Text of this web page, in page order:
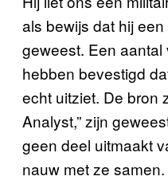
als bewijs dat hij
geweest. Een
hebben bevestigd
echt uitziet. De bron
Analyst,” zijn
geen deel uitmaakt
nauw met ze samen.